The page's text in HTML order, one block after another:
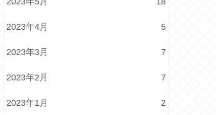
2023年4月 5
2023年3月 7
2023年2月 7
2023年1月 2